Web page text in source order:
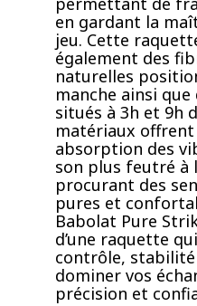
en gardant la
jeu. Cette
également des
naturelles
manche ainsi que
situés à 3h et 9h
matériaux
absorption des
son plus feutré à
procurant des
pures et
Babolat Pure
d’une raquette
contrôle,
dominer vos
précision et